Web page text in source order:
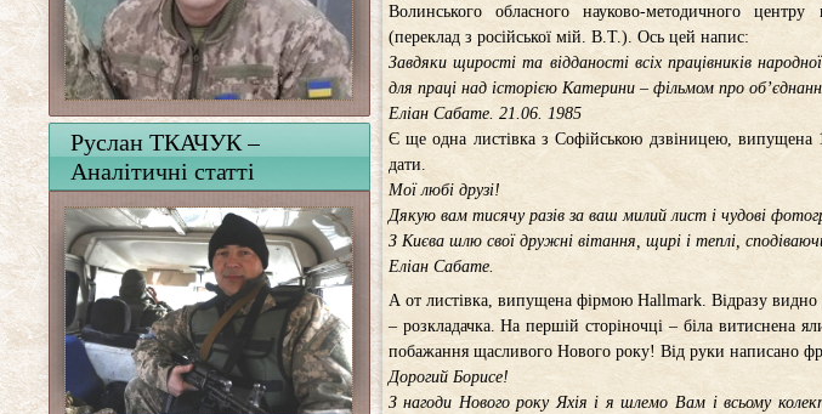
Руслан ТКАЧУК –
Аналітичні статті
Волинського обласного науково-методичного центру
(переклад з російської мій. В.Т.). Ось цей напис:
Завдяки щирості та відданості всіх працівників
для праці над історією Катерини – фільмом про
Еліан Сабате. 21.06. 1985
Є ще одна листівка з Софійською дзвіницею, випущена
дати.
Мої любі друзі!
Дякую вам тисячу разів за ваш милий лист і чудові
З Києва шлю свої дружні вітання, щирі і теплі,
Еліан Сабате.
А от листівка, випущена фірмою Hallmark. Відразу видно
– розкладачка. На першій сторіночці – біла витиснена
побажання щасливого Нового року! Від руки написано
Дорогий Борисе!
З нагоди Нового року Яхія і я шлемо Вам і всьому